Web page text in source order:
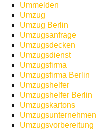
Ummelden
Umzug
Umzug Berlin
Umzugsanfrage
Umzugsdecken
Umzugsdienst
Umzugsfirma
Umzugsfirma Berlin
Umzugshelfer
Umzugshelfer Berlin
Umzugskartons
Umzugsunternehmen
Umzugsvorbereitung